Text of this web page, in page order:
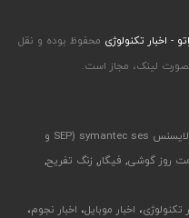
- اخبار تکنولوژی محفوظ بوده و نقل
لینک، مجاز است.
لایسنس symantec ses (SEP و
روز گوشی, فیگار, زنگ تفریح,
تکنولوژی، اخبار موبایل، اخبار نجوم،